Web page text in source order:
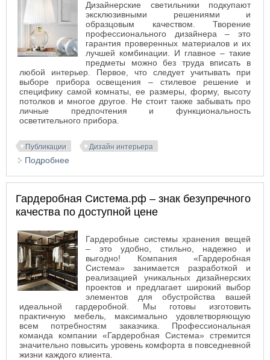
Дизайнерские светильники подкупают
эксклюзивными решениями и
образцовым качеством. Творение
профессионального дизайнера – это
гарантия проверенных материалов и их
лучшей комбинации. И главное – такие
предметы можно без труда вписать в
любой интерьер. Первое, что следует учитывать при
выборе прибора освещения – стилевое решение и
специфику самой комнаты, ее размеры, форму, высоту
потолков и многое другое. Не стоит также забывать про
личные предпочтения и функциональность
осветительного прибора.
Публикации Дизайн интерьера
Подробнее
Гардеробная Система.рф – знак безупречного
качества по доступной цене
Гардеробные системы хранения вещей
– это удобно, стильно, надежно и
выгодно! Компания «Гардеробная
Система» занимается разработкой и
реализацией уникальных дизайнерских
проектов и предлагает широкий выбор
элементов для обустройства вашей
идеальной гардеробной. Мы готовы изготовить
практичную мебель, максимально удовлетворяющую
всем потребностям заказчика. Профессиональная
команда компании «Гардеробная Система» стремится
значительно повысить уровень комфорта в повседневной
жизни каждого клиента.